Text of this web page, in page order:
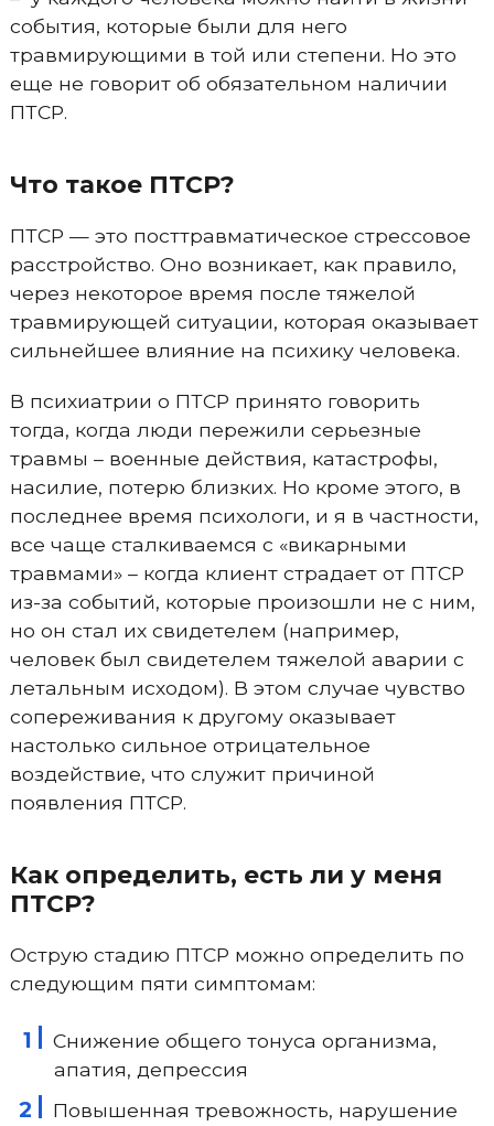
события, которые были для него
травмирующими в той или степени. Но это
еще не говорит об обязательном наличии
ПТСР.
Что такое ПТСР?
ПТСР — это посттравматическое стрессовое
расстройство. Оно возникает, как правило,
через некоторое время после тяжелой
травмирующей ситуации, которая оказывает
сильнейшее влияние на психику человека.
В психиатрии о ПТСР принято говорить
тогда, когда люди пережили серьезные
травмы – военные действия, катастрофы,
насилие, потерю близких. Но кроме этого, в
последнее время психологи, и я в частности,
все чаще сталкиваемся с «викарными
травмами» – когда клиент страдает от ПТСР
из-за событий, которые произошли не с ним,
но он стал их свидетелем (например,
человек был свидетелем тяжелой аварии с
летальным исходом). В этом случае чувство
сопереживания к другому оказывает
настолько сильное отрицательное
воздействие, что служит причиной
появления ПТСР.
Как определить, есть ли у меня
ПТСР?
Острую стадию ПТСР можно определить по
следующим пяти симптомам:
Снижение общего тонуса организма,
апатия, депрессия
Повышенная тревожность, нарушение